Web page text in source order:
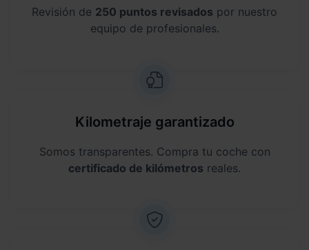
Revisión de 250 puntos revisados por nuestro
equipo de profesionales.
Kilometraje garantizado
Somos transparentes. Compra tu coche con
certificado de kilómetros reales.